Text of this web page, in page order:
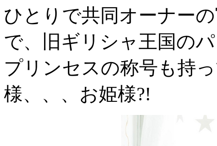
ひとりで共同オーナー
で、旧ギリシャ王国の
プリンセスの称号も持
様、、、お姫様?!